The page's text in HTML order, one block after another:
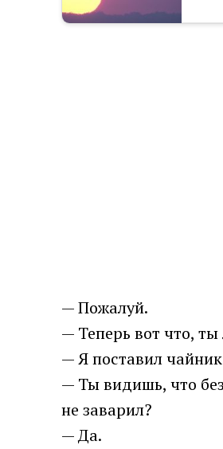
— Пожалуй.
— Теперь вот что,
— Я поставил чайник
— Ты видишь, что
не заварил?
— Да.